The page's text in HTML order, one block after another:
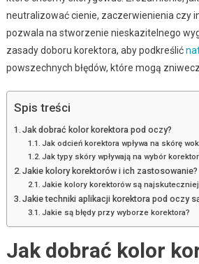
neutralizować cienie, zaczerwienienia czy
pozwala na stworzenie nieskazitelnego
zasady doboru korektora, aby podkreślić
powszechnych błędów, które mogą
Spis treści
Jak dobrać kolor korektora pod oczy?
Jak odcień korektora wpływa na skórę
Jak typy skóry wpływają na wybór
Jakie kolory korektorów i ich zastosowanie?
Jakie kolory korektorów są
Jakie techniki aplikacji korektora pod oczy
Jakie są błędy przy wyborze korektora?
Jak dobrać kolor